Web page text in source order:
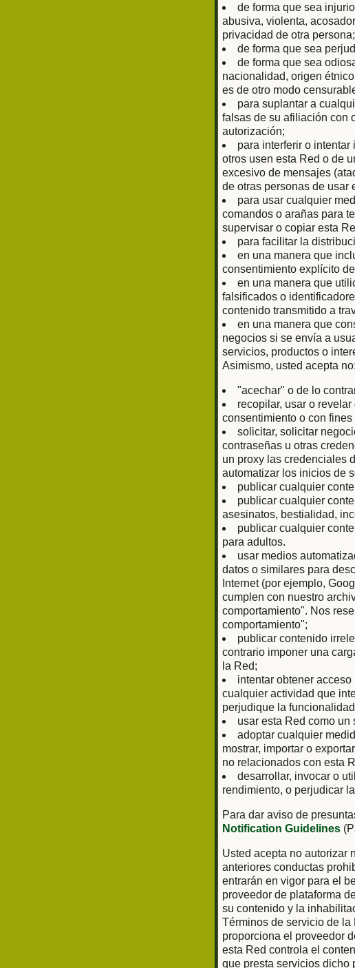
de forma que sea
abusiva, violenta,
privacidad de otra persona;
de forma que sea
de forma que sea
nacionalidad, origen
es de otro modo
para suplantar a
falsas de su afiliación con
autorización;
para interferir o
otros usen esta Red o de
excesivo de mensajes
de otras personas de usar
para usar cualquier
comandos o arañas para
supervisar o copiar esta
para facilitar la
en una manera que
consentimiento explícito
en una manera que
falsificados o
contenido transmitido a
en una manera que
negocios si se envía a
servicios, productos o
Asimismo, usted acepta no:
"acechar" o de lo
recopilar, usar o
consentimiento o con
solicitar, solicitar
contraseñas u otras
un proxy las credenciales
automatizar los inicios de
publicar cualquier
publicar cualquier
asesinatos, bestialidad,
publicar cualquier
para adultos.
usar medios
datos o similares para
Internet (por ejemplo,
cumplen con nuestro
comportamiento". Nos
comportamiento";
publicar contenido
contrario imponer una
la Red;
intentar obtener
cualquier actividad que
perjudique la
usar esta Red como
adoptar cualquier
mostrar, importar o
no relacionados con esta
desarrollar, invocar o
rendimiento, o perjudicar
Para dar aviso de
Notification Guidelines
Usted acepta no autorizar
anteriores conductas
entrarán en vigor para el
proveedor de plataforma
su contenido y la
Términos de servicio de
proporciona el proveedor
esta Red controla el
que presta servicios dicho